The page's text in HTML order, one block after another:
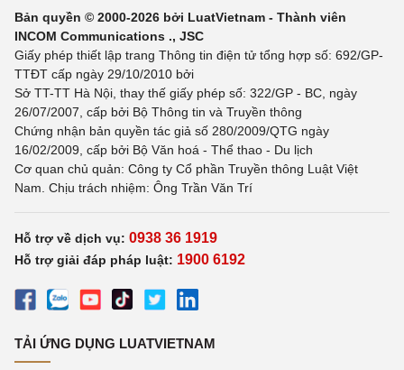
Bản quyền © 2000-2026 bởi LuatVietnam - Thành viên
INCOM Communications ., JSC
Giấy phép thiết lập trang Thông tin điện tử tổng hợp số: 692/GP-
TTĐT cấp ngày 29/10/2010 bởi
Sở TT-TT Hà Nội, thay thế giấy phép số: 322/GP - BC, ngày
26/07/2007, cấp bởi Bộ Thông tin và Truyền thông
Chứng nhận bản quyền tác giả số 280/2009/QTG ngày
16/02/2009, cấp bởi Bộ Văn hoá - Thể thao - Du lịch
Cơ quan chủ quản: Công ty Cổ phần Truyền thông Luật Việt
Nam. Chịu trách nhiệm: Ông Trần Văn Trí
Hỗ trợ về dịch vụ: 0938 36 1919
Hỗ trợ giải đáp pháp luật: 1900 6192
TẢI ỨNG DỤNG LUATVIETNAM